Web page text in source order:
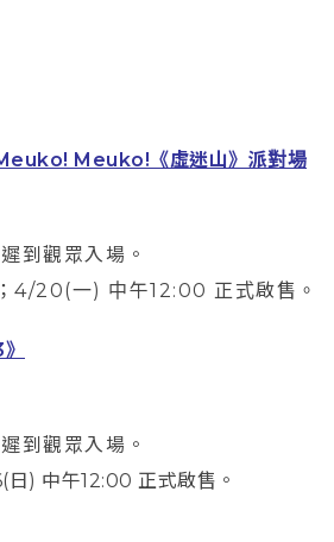
Meuko!《虛迷山》派對場
到觀眾入場。
20(一) 中午12:00 正式啟售。
到觀眾入場。
) 中午12:00 正式啟售。